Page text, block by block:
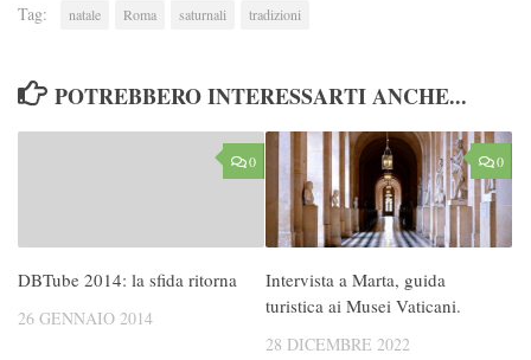
Tag: natale Roma saturnali tradizioni
POTREBBERO INTERESSARTI ANCHE...
0
DBTube 2014: la sfida ritorna
26 GENNAIO 2014
0
Intervista a Marta, guida
turistica ai Musei Vaticani.
28 DICEMBRE 2022